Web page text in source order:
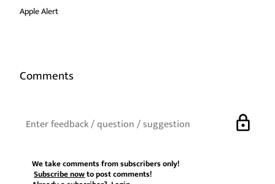
Apple Alert
Comments
lock
We take comments from subscribers only!
Subscribe nowto post comments!